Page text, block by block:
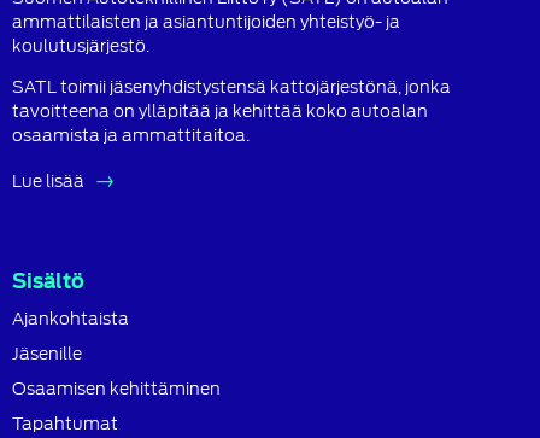
ammattilaisten ja asiantuntijoiden yhteistyö- ja
koulutusjärjestö.
SATL toimii jäsenyhdistystensä kattojärjestönä, jonka
tavoitteena on ylläpitää ja kehittää koko autoalan
osaamista ja ammattitaitoa.
Lue lisää
Sisältö
Ajankohtaista
Jäsenille
Osaamisen kehittäminen
Tapahtumat